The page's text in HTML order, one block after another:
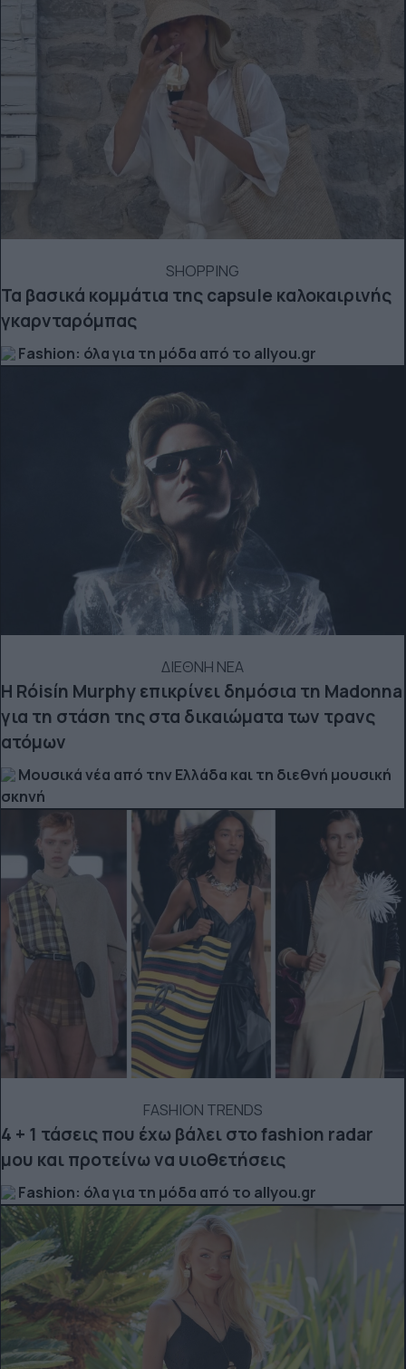
SHOPPING
Τα βασικά κομμάτια της capsule καλοκαιρινής
γκαρνταρόμπας
Fashion: όλα για τη μόδα από το allyou.gr
ΔΙΕΘΝΗ ΝΕΑ
Η Róisín Murphy επικρίνει δημόσια τη Madonna
για τη στάση της στα δικαιώματα των τρανς
ατόμων
Μουσικά νέα από την Ελλάδα και τη διεθνή μουσική
σκηνή
FASHION TRENDS
4 + 1 τάσεις που έχω βάλει στο fashion radar
μου και προτείνω να υιοθετήσεις
Fashion: όλα για τη μόδα από το allyou.gr